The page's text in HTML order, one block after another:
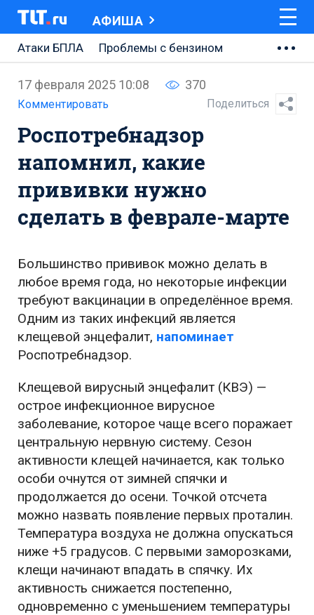
АФИША
Атаки БПЛА
Проблемы с бензином
АВТОВАЗ
Ремонт Центральной площади
Ремонт Обводного шоссе
Набережная Тольятти
Неделя Тольятти
17 февраля 2025 10:08 370
Комментировать Поделиться
Роспотребнадзор
напомнил, какие
прививки нужно
сделать в феврале-марте
Большинство прививок можно делать в
любое время года, но некоторые инфекции
требуют вакцинации в определённое время.
Одним из таких инфекций является
клещевой энцефалит, напоминает
Роспотребнадзор.
Клещевой вирусный энцефалит (КВЭ) —
острое инфекционное вирусное
заболевание, которое чаще всего поражает
центральную нервную систему. Сезон
активности клещей начинается, как только
особи очнутся от зимней спячки и
продолжается до осени. Точкой отсчета
можно назвать появление первых проталин.
Температура воздуха не должна опускаться
ниже +5 градусов. С первыми заморозками,
клещи начинают впадать в спячку. Их
активность снижается постепенно,
одновременно с уменьшением температуры